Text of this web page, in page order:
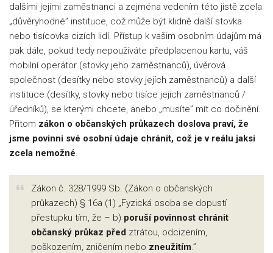
dalšími jejími zaměstnanci a zejména vedením této jistě zcela
„důvěryhodné” instituce, což může být klidně další stovka
nebo tisícovka cizích lidí. Přístup k vašim osobním údajům má
pak dále, pokud tedy nepoužíváte předplacenou kartu, váš
mobilní operátor (stovky jeho zaměstnanců), úvěrová
společnost (desítky nebo stovky jejích zaměstnanců) a další
instituce (desítky, stovky nebo tisíce jejich zaměstnanců /
úředníků), se kterými chcete, anebo „musíte” mít co dočinění.
Přitom zákon o občanských průkazech doslova praví, že
jsme povinni své osobní údaje chránit, což je v reálu jaksi
zcela nemožné
Zákon č. 328/1999 Sb. (Zákon o občanských
průkazech) § 16a (1) „Fyzická osoba se dopustí
přestupku tím, že – b) poruší povinnost chránit
občanský průkaz před ztrátou, odcizením,
poškozením, zničením nebo zneužitím .”